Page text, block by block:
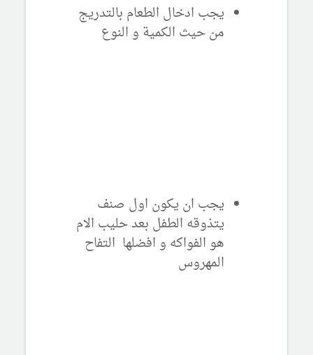
يجب ادخال الطعام بالتدريج
من حيث الكمية و النوع
يجب ان يكون اول صنف
يتذوقه الطفل بعد حليب الام
هو الفواكه و افضلها التفاح
المهروس